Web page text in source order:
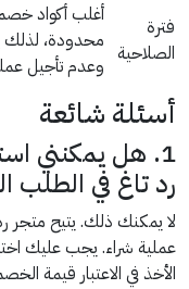
فترة
الصلاحية
أغلب أكواد
محدودة، لذلك
وعدم تأجيل
أسئلة شائعة
1. هل يمكنني
رد تاغ في الطلب
لا يمكنك ذلك. يتيح
عملية شراء. يجب عليك
الأخذ في الاعتبار قيمة